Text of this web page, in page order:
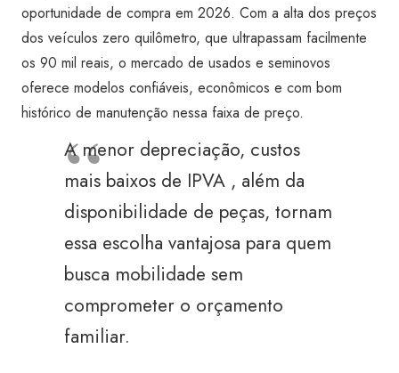
oportunidade de compra em 2026. Com a alta dos preços
dos veículos zero quilômetro, que ultrapassam facilmente
os 90 mil reais, o mercado de usados e seminovos
oferece modelos confiáveis, econômicos e com bom
histórico de manutenção nessa faixa de preço.
A menor depreciação, custos
mais baixos de IPVA , além da
disponibilidade de peças, tornam
essa escolha vantajosa para quem
busca mobilidade sem
comprometer o orçamento
familiar.